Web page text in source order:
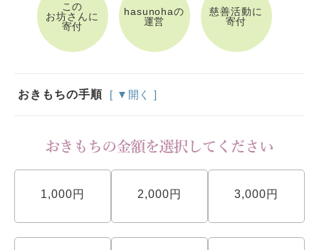
この
お坊さんに
寄付
hasunohaの
運営
慈善活動に
寄付
おきもちの手順 [ ▼開く ]
1,000円 2,000円 3,000円